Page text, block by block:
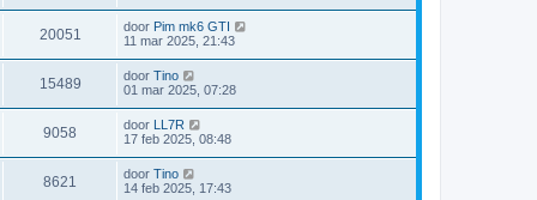
20051 door Pim mk6 GTI
11 mar 2025, 21:43
15489 door Tino
01 mar 2025, 07:28
9058 door LL7R
17 feb 2025, 08:48
8621 door Tino
14 feb 2025, 17:43